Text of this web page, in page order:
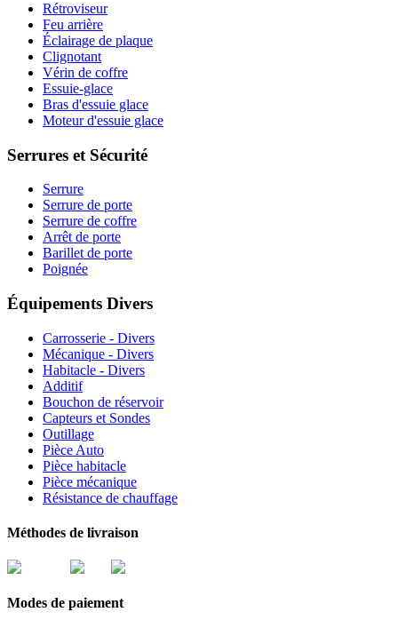
Rétroviseur
Feu arrière
Éclairage de plaque
Clignotant
Vérin de coffre
Essuie-glace
Bras d'essuie glace
Moteur d'essuie glace
Serrures et Sécurité
Serrure
Serrure de porte
Serrure de coffre
Arrêt de porte
Barillet de porte
Poignée
Équipements Divers
Carrosserie - Divers
Mécanique - Divers
Habitacle - Divers
Additif
Bouchon de réservoir
Capteurs et Sondes
Outillage
Pièce Auto
Pièce habitacle
Pièce mécanique
Résistance de chauffage
Méthodes de livraison
Modes de paiement